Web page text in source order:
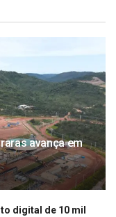
avança em
digital de 10 mil